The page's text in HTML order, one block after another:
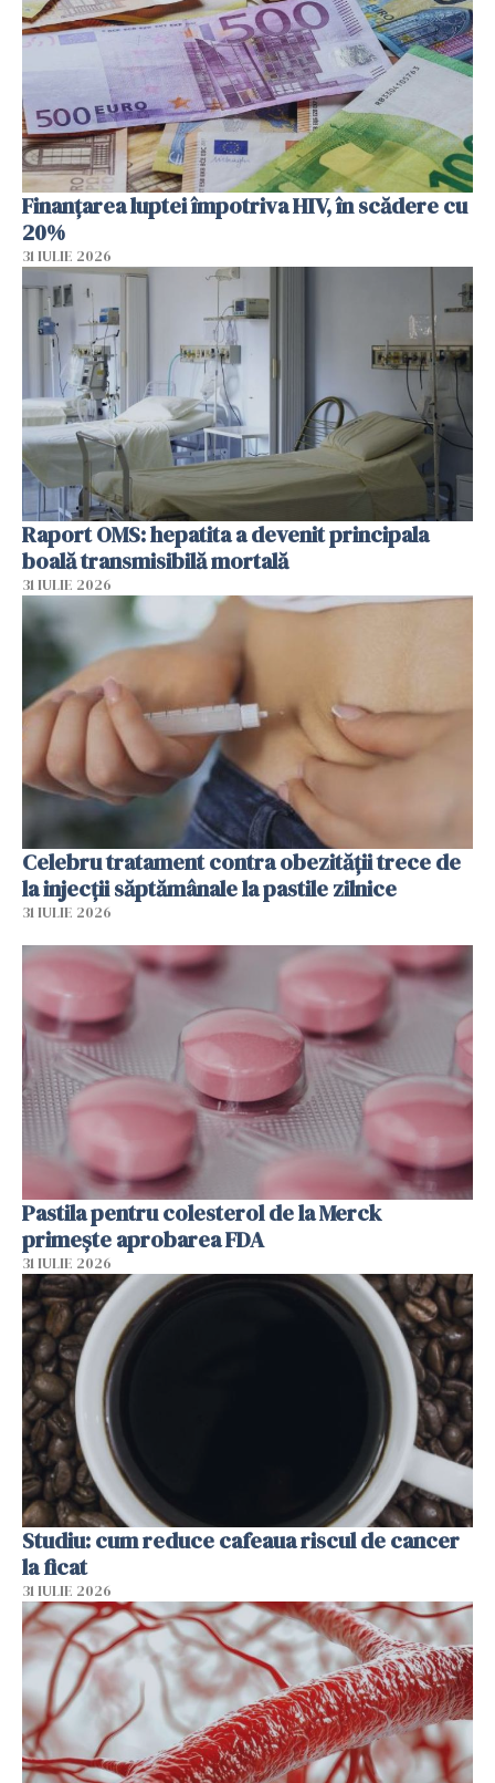
Finanțarea luptei împotriva HIV, în scădere cu
20%
31 IULIE 2026
Raport OMS: hepatita a devenit principala
boală transmisibilă mortală
31 IULIE 2026
Celebru tratament contra obezității trece de
la injecții săptămânale la pastile zilnice
31 IULIE 2026
Pastila pentru colesterol de la Merck
primește aprobarea FDA
31 IULIE 2026
Studiu: cum reduce cafeaua riscul de cancer
la ficat
31 IULIE 2026